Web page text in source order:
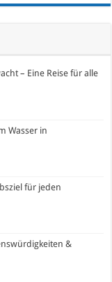
– Eine Reise für alle
Wasser in
für jeden
&